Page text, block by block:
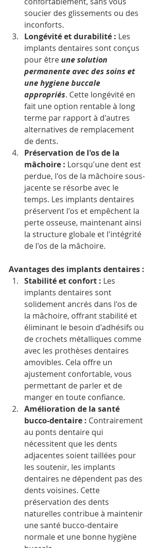
soucier des glissements ou des
inconforts.
Longévité et durabilité : Les
implants dentaires sont conçus
pour être une solution
permanente avec des soins et
une hygiene buccale
appropriés. Cette longévité en
fait une option rentable à long
terme par rapport à d'autres
alternatives de remplacement
de dents.
Préservation de l'os de la
mâchoire : Lorsqu'une dent est
perdue, l'os de la mâchoire sous-
jacente se résorbe avec le
temps. Les implants dentaires
préservent l'os et empêchent la
perte osseuse, maintenant ainsi
la structure globale et l'intégrité
de l'os de la mâchoire.
Avantages des implants dentaires :
Stabilité et confort : Les
implants dentaires sont
solidement ancrés dans l'os de
la mâchoire, offrant stabilité et
éliminant le besoin d'adhésifs ou
de crochets métalliques comme
avec les prothèses dentaires
amovibles. Cela offre un
ajustement confortable, vous
permettant de parler et de
manger en toute confiance.
Amélioration de la santé
bucco-dentaire : Contrairement
au ponts dentaire qui
nécessitent que les dents
adjacentes soient taillées pour
les soutenir, les implants
dentaires ne dépendent pas des
dents voisines. Cette
préservation des dents
naturelles contribue à maintenir
une santé bucco-dentaire
normale et une bonne hygiène